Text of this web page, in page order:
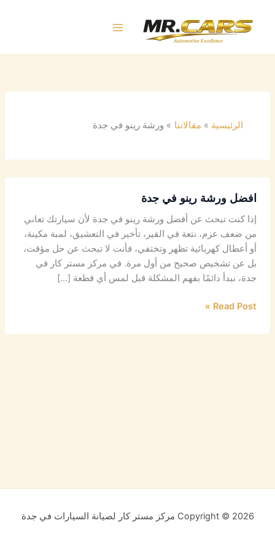
المحتوى
الرئيسية مقالاتنا ورشة رينو في جدة
افضل ورشة رينو في جدة
إذا كنت تبحث عن أفضل ورشة رينو في جدة لأن سيارتك تعاني
من ضعف عزم، نتعة في القير، تأخير في التعشيق، لمبة مكينة،
أو أعطال كهربائية تظهر وتختفي، فأنت لا تبحث عن حل مؤقت،
بل عن تشخيص صحيح من أول مرة. في مركز مستر كار في
جدة، نبدأ دائمًا بفهم المشكلة قبل لمس أي قطعة […]
Read Post »
Copyright © 2026 مركز مستر كار لصيانة السيارات في جدة